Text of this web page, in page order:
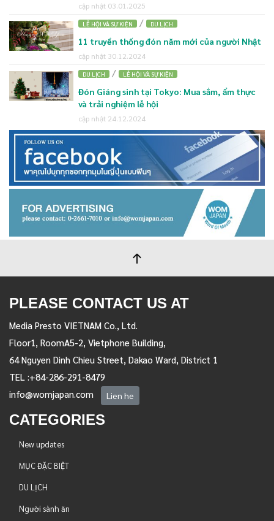
cập nhật 03.01.2025
LỄ HỘI VÀ SỰ KIỆN / DU LỊCH
11 truyền thống đón năm mới của người Nhật
cập nhật 30.12.2024
DU LỊCH / LỄ HỘI VÀ SỰ KIỆN
Đón Giáng sinh tại Tokyo: Mua sắm, ẩm thực
và trải nghiệm lễ hội
cập nhật 24.12.2024
PLEASE CONTACT US AT
Media Presto VIETNAM Co., Ltd.
Floor1, RoomA5-2, Vietphone Building,
64 Nguyen Dinh Chieu Street, Dakao Ward, District 1
TEL :+84-286-291-8479
info@womjapan.com
Lien he
CATEGORIES
New updates
MỤC ĐẶC BIỆT
DU LỊCH
Người sành ăn